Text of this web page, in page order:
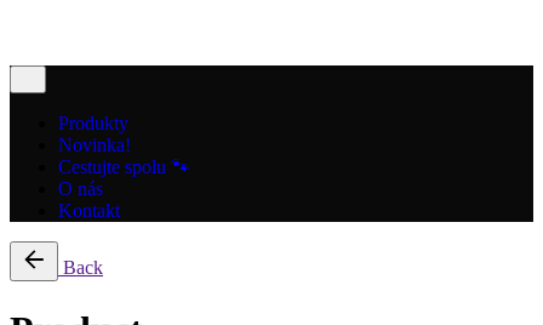
Produkty
Novinka!
Cestujte spolu 🐾
O nás
Kontakt
Back